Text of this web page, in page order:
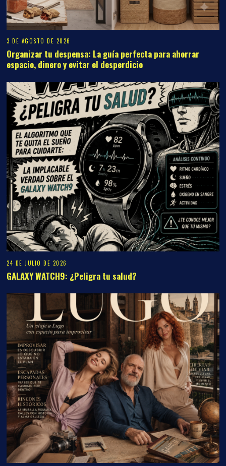
3 DE AGOSTO DE 2026
Organizar tu despensa: La guía perfecta para ahorrar
espacio, dinero y evitar el desperdicio
24 DE JULIO DE 2026
GALAXY WATCH9: ¿Peligra tu salud?